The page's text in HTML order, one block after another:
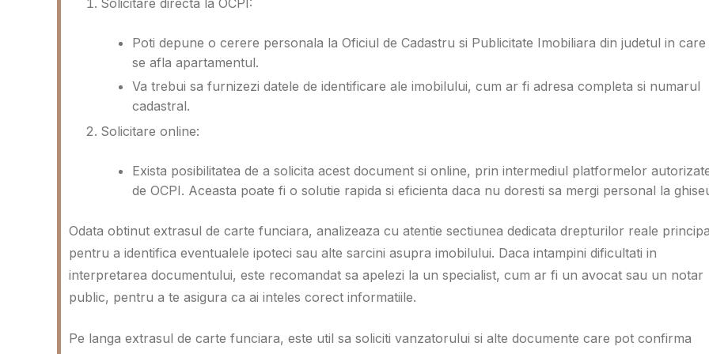
Solicitare directa la OCPI:
Poti depune o cerere personala la Oficiul de Cadastru si Publicitate Imobiliara din judetul in care
se afla apartamentul.
Va trebui sa furnizezi datele de identificare ale imobilului, cum ar fi adresa completa si numarul
cadastral.
Solicitare online:
Exista posibilitatea de a solicita acest document si online, prin intermediul platformelor
de OCPI. Aceasta poate fi o solutie rapida si eficienta daca nu doresti sa mergi personal la
Odata obtinut extrasul de carte funciara, analizeaza cu atentie sectiunea dedicata drepturilor reale
pentru a identifica eventualele ipoteci sau alte sarcini asupra imobilului. Daca intampini dificultati in
interpretarea documentului, este recomandat sa apelezi la un specialist, cum ar fi un avocat sau un notar
public, pentru a te asigura ca ai inteles corect informatiile.
Pe langa extrasul de carte funciara, este util sa soliciti vanzatorului si alte documente care pot confirma